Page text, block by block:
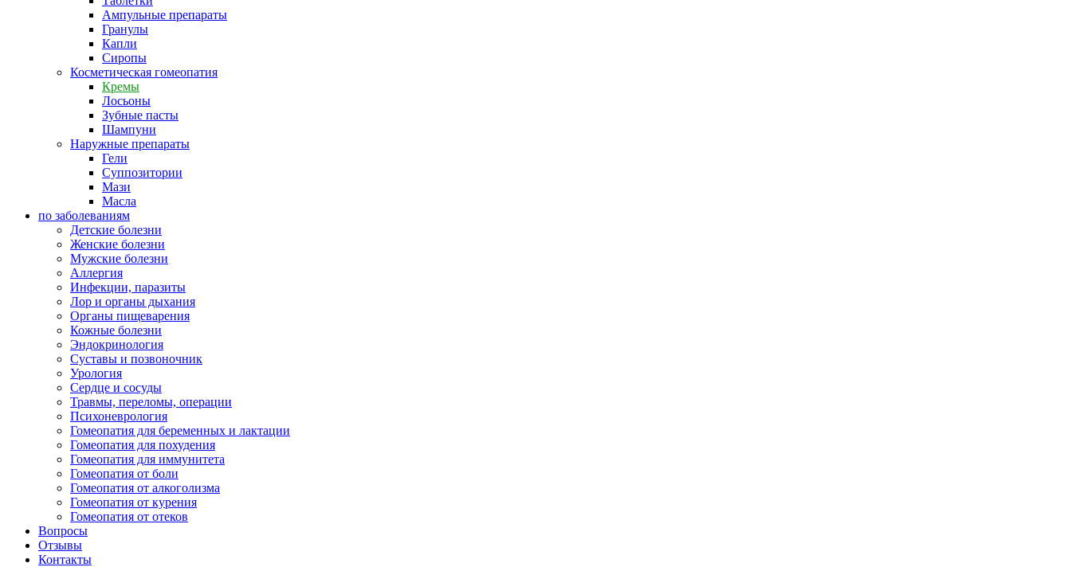
Ампульные препараты
Гранулы
Капли
Сиропы
Косметическая гомеопатия
Кремы
Лосьоны
Зубные пасты
Шампуни
Наружные препараты
Гели
Суппозитории
Мази
Масла
по заболеваниям
Детские болезни
Женские болезни
Мужские болезни
Аллергия
Инфекции, паразиты
Лор и органы дыхания
Органы пищеварения
Кожные болезни
Эндокринология
Суставы и позвоночник
Урология
Сердце и сосуды
Травмы, переломы, операции
Психоневрология
Гомеопатия для беременных и лактации
Гомеопатия для похудения
Гомеопатия для иммунитета
Гомеопатия от боли
Гомеопатия от алкоголизма
Гомеопатия от курения
Гомеопатия от отеков
Вопросы
Отзывы
Контакты